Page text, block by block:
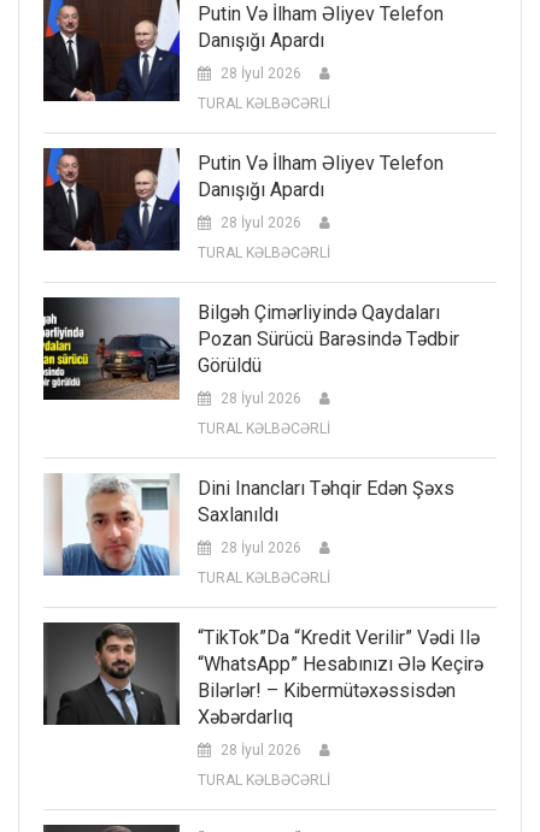
Putin Və İlham Əliyev Telefon
Danışığı Apardı
28 İyul 2026
TURAL KƏLBƏCƏRLİ
Putin Və İlham Əliyev Telefon
Danışığı Apardı
28 İyul 2026
TURAL KƏLBƏCƏRLİ
Bilgəh Çimərliyində Qaydaları
Pozan Sürücü Barəsində Tədbir
Görüldü
28 İyul 2026
TURAL KƏLBƏCƏRLİ
Dini Inancları Təhqir Edən Şəxs
Saxlanıldı
28 İyul 2026
TURAL KƏLBƏCƏRLİ
“TikTok”da “kredit Verilir” Vədi Ilə
“WhatsApp” Hesabınızı Ələ Keçirə
Bilərlər! – Kibermütəxəssisdən
Xəbərdarlıq
28 İyul 2026
TURAL KƏLBƏCƏRLİ